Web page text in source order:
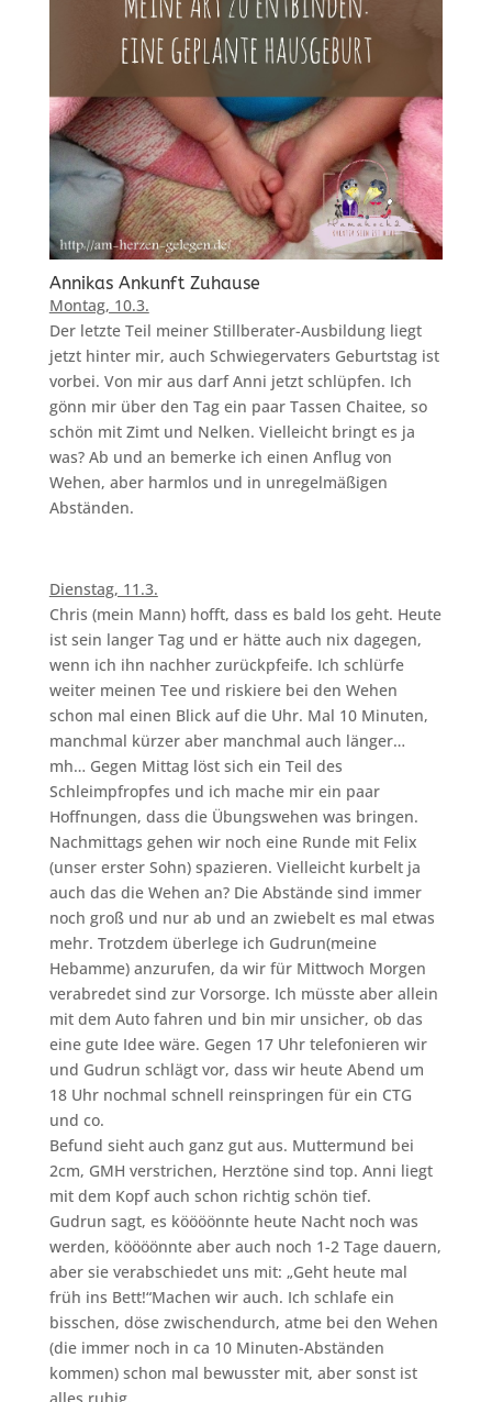
Annikas Ankunft Zuhause
Montag, 10.3.
Der letzte Teil meiner Stillberater-Ausbildung liegt
jetzt hinter mir, auch Schwiegervaters Geburtstag ist
vorbei. Von mir aus darf Anni jetzt schlüpfen. Ich
gönn mir über den Tag ein paar Tassen Chaitee, so
schön mit Zimt und Nelken. Vielleicht bringt es ja
was? Ab und an bemerke ich einen Anflug von
Wehen, aber harmlos und in unregelmäßigen
Abständen.
Dienstag, 11.3.
Chris (mein Mann) hofft, dass es bald los geht. Heute
ist sein langer Tag und er hätte auch nix dagegen,
wenn ich ihn nachher zurückpfeife. Ich schlürfe
weiter meinen Tee und riskiere bei den Wehen
schon mal einen Blick auf die Uhr. Mal 10 Minuten,
manchmal kürzer aber manchmal auch länger…
mh… Gegen Mittag löst sich ein Teil des
Schleimpfropfes und ich mache mir ein paar
Hoffnungen, dass die Übungswehen was bringen.
Nachmittags gehen wir noch eine Runde mit Felix
(unser erster Sohn) spazieren. Vielleicht kurbelt ja
auch das die Wehen an? Die Abstände sind immer
noch groß und nur ab und an zwiebelt es mal etwas
mehr. Trotzdem überlege ich Gudrun(meine
Hebamme) anzurufen, da wir für Mittwoch Morgen
verabredet sind zur Vorsorge. Ich müsste aber allein
mit dem Auto fahren und bin mir unsicher, ob das
eine gute Idee wäre. Gegen 17 Uhr telefonieren wir
und Gudrun schlägt vor, dass wir heute Abend um
18 Uhr nochmal schnell reinspringen für ein CTG
und co.
Befund sieht auch ganz gut aus. Muttermund bei
2cm, GMH verstrichen, Herztöne sind top. Anni liegt
mit dem Kopf auch schon richtig schön tief.
Gudrun sagt, es köööönnte heute Nacht noch was
werden, köööönnte aber auch noch 1-2 Tage dauern,
aber sie verabschiedet uns mit: „Geht heute mal
früh ins Bett!“Machen wir auch. Ich schlafe ein
bisschen, döse zwischendurch, atme bei den Wehen
(die immer noch in ca 10 Minuten-Abständen
kommen) schon mal bewusster mit, aber sonst ist